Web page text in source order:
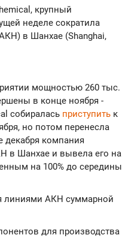
крупный
неделе сократила
в Шанхае (Shanghai,
мощностью 260 тыс.
в конце ноября -
собиралась приступить к
но потом перенесла
декабря компания
в Шанхае и вывела его на
на 100% до середины
линиями АКН суммарной
для производства